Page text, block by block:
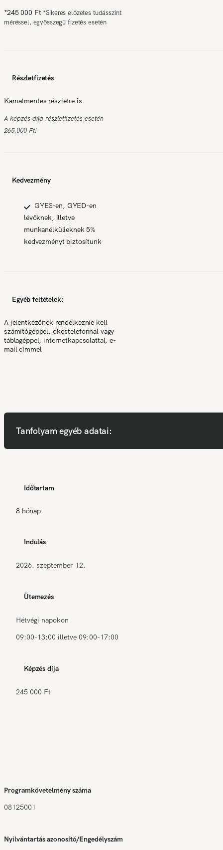
*245 000 Ft *Sikeres előzetes tudásszint
méréssel, egyösszegű fizetés esetén
Részletfizetés
Kamatmentes részletre is
A képzés díja részletfizetés esetén
265.000 Ft!
Kedvezmény
GYES-en, GYED-en
lévőknek, illetve
munkanélkülieknek 5%
kedvezményt biztosítunk
Egyéb feltételek:
A jelentkezőnek rendelkeznie kell
számítógéppel, okostelefonnal vagy
táblagéppel, internetkapcsolattal, e-
mail címmel
Tanfolyam egyéb adatai:
Időtartam
8 hónap
Indulás
2026. szeptember 12.
Ütemezés
Hétvégi napokon
09:00-13:00 illetve 09:00-17:00
Képzés díja
245 000 Ft
Programkövetelmény száma
08125001
Nyilvántartás azonosító/Engedélyszám